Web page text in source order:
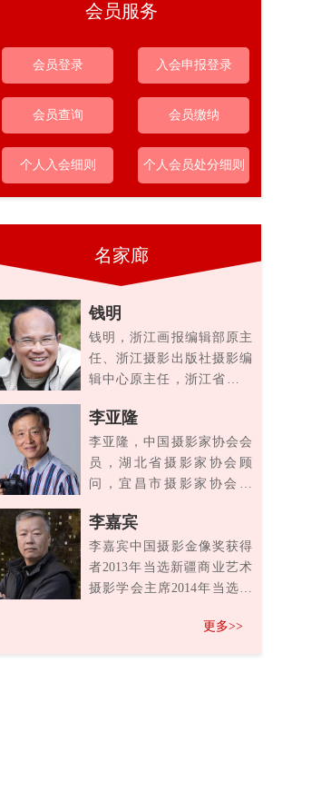
会员服务
会员登录 入会申报登录
会员查询 会员缴纳
个人入会细则 个人会员处分细则
名家廊
钱明
钱明，浙江画报编辑部原主
任、浙江摄影出版社摄影编
辑中心原主任，浙江省摄影
中国...
李亚隆
李亚隆，中国摄影家协会会
员，湖北省摄影家协会顾
问，宜昌市摄影家协会顾
获：第九...
李嘉宾
李嘉宾中国摄影金像奖获得
者2013年当选新疆商业艺术
摄影学会主席2014年当选新
更多>>